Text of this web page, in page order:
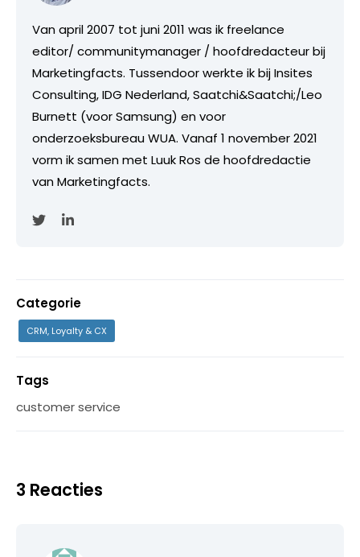
Van april 2007 tot juni 2011 was ik freelance
editor/ communitymanager / hoofdredacteur bij
Marketingfacts. Tussendoor werkte ik bij Insites
Consulting, IDG Nederland, Saatchi&Saatchi;/Leo
Burnett (voor Samsung) en voor
onderzoeksbureau WUA. Vanaf 1 november 2021
vorm ik samen met Luuk Ros de hoofdredactie
van Marketingfacts.
Categorie
CRM, Loyalty & CX
Tags
customer service
3 Reacties